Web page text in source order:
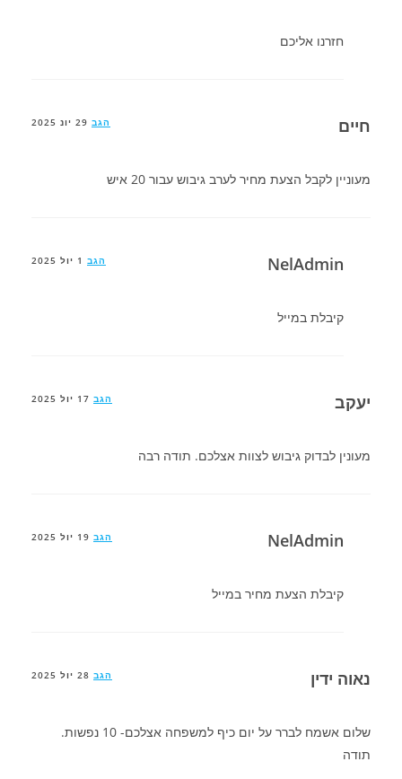
חזרנו אליכם
חיים הגב 29 יונ 2025
מעוניין לקבל הצעת מחיר לערב גיבוש עבור 20 איש
NelAdmin הגב 1 יול 2025
קיבלת במייל
יעקב הגב 17 יול 2025
מעונין לבדוק גיבוש לצוות אצלכם. תודה רבה
NelAdmin הגב 19 יול 2025
קיבלת הצעת מחיר במייל
נאוה ידין הגב 28 יול 2025
שלום אשמח לברר על יום כיף למשפחה אצלכם- 10 נפשות.
תודה